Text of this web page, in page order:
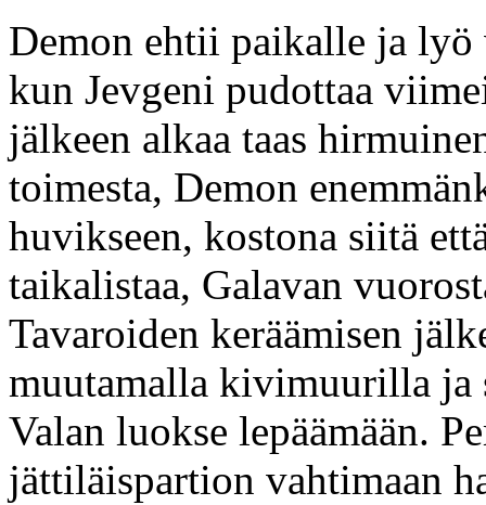
Demon ehtii paikalle ja
kun Jevgeni pudottaa
jälkeen alkaa taas
toimesta, Demon
huvikseen, kostona siitä
taikalistaa, Galavan
Tavaroiden keräämisen
muutamalla kivimuurilla ja
Valan luokse lepäämään.
jättiläispartion vahtimaan